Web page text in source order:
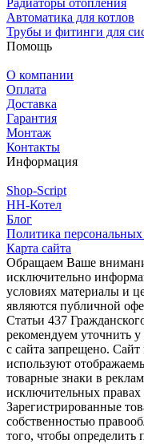
Автоматика для котлов
Трубы и фитинги для
Помощь
О компании
Оплата
Доставка
Гарантия
Монтаж
Контакты
Информация
Shop-Script
НН-Котел
Блог
Политика
Карта сайта
Обращаем Ваше
исключительно
условиях материалы и
являются публичной
Статьи 437
рекомендуем уточнить
с сайта запрещено.
используют
товарные знаки в
исключительных правах
Зарегистрированные
собственностью
того, чтобы определить